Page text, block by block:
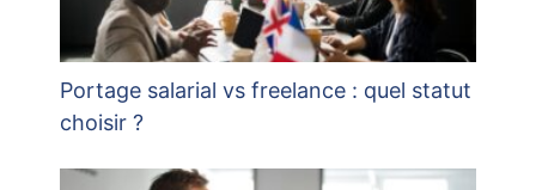
Portage salarial vs freelance : quel statut
choisir ?